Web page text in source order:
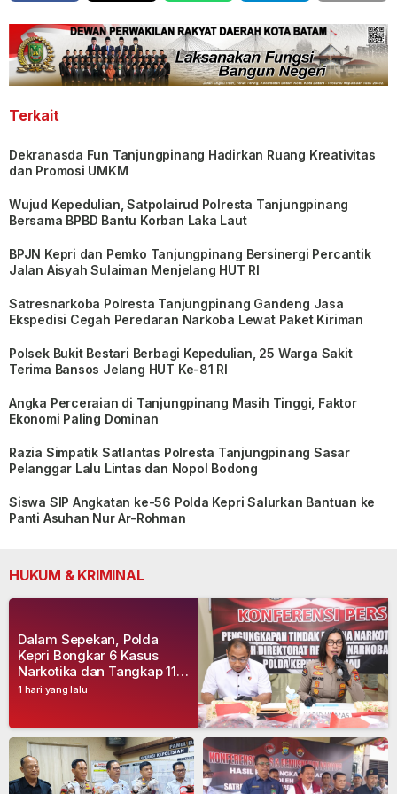
Terkait
Dekranasda Fun Tanjungpinang Hadirkan Ruang Kreativitas
dan Promosi UMKM
Wujud Kepedulian, Satpolairud Polresta Tanjungpinang
Bersama BPBD Bantu Korban Laka Laut
BPJN Kepri dan Pemko Tanjungpinang Bersinergi Percantik
Jalan Aisyah Sulaiman Menjelang HUT RI
Satresnarkoba Polresta Tanjungpinang Gandeng Jasa
Ekspedisi Cegah Peredaran Narkoba Lewat Paket Kiriman
Polsek Bukit Bestari Berbagi Kepedulian, 25 Warga Sakit
Terima Bansos Jelang HUT Ke-81 RI
Angka Perceraian di Tanjungpinang Masih Tinggi, Faktor
Ekonomi Paling Dominan
Razia Simpatik Satlantas Polresta Tanjungpinang Sasar
Pelanggar Lalu Lintas dan Nopol Bodong
Siswa SIP Angkatan ke-56 Polda Kepri Salurkan Bantuan ke
Panti Asuhan Nur Ar-Rohman
HUKUM & KRIMINAL
1 hari yang lalu
Dalam Sepekan, Polda
Kepri Bongkar 6 Kasus
Narkotika dan Tangkap 11
Tersangka